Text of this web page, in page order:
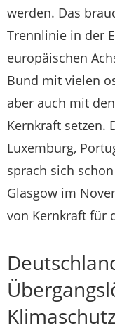
werden. Das
Trennlinie in der
europäischen
Bund mit vielen
aber auch mit
Kernkraft setzen.
Luxemburg,
sprach sich
Glasgow im
von Kernkraft für
Klimaschutz